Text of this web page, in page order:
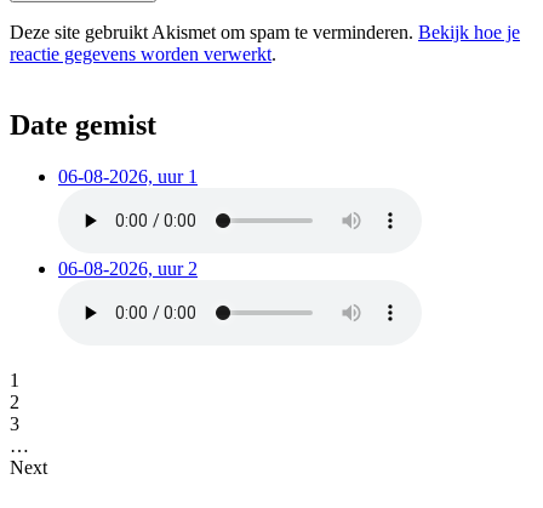
Deze site gebruikt Akismet om spam te verminderen. Bekijk hoe je
reactie gegevens worden verwerkt.
Date gemist
06-08-2026, uur 1
06-08-2026, uur 2
1
2
3
…
Next